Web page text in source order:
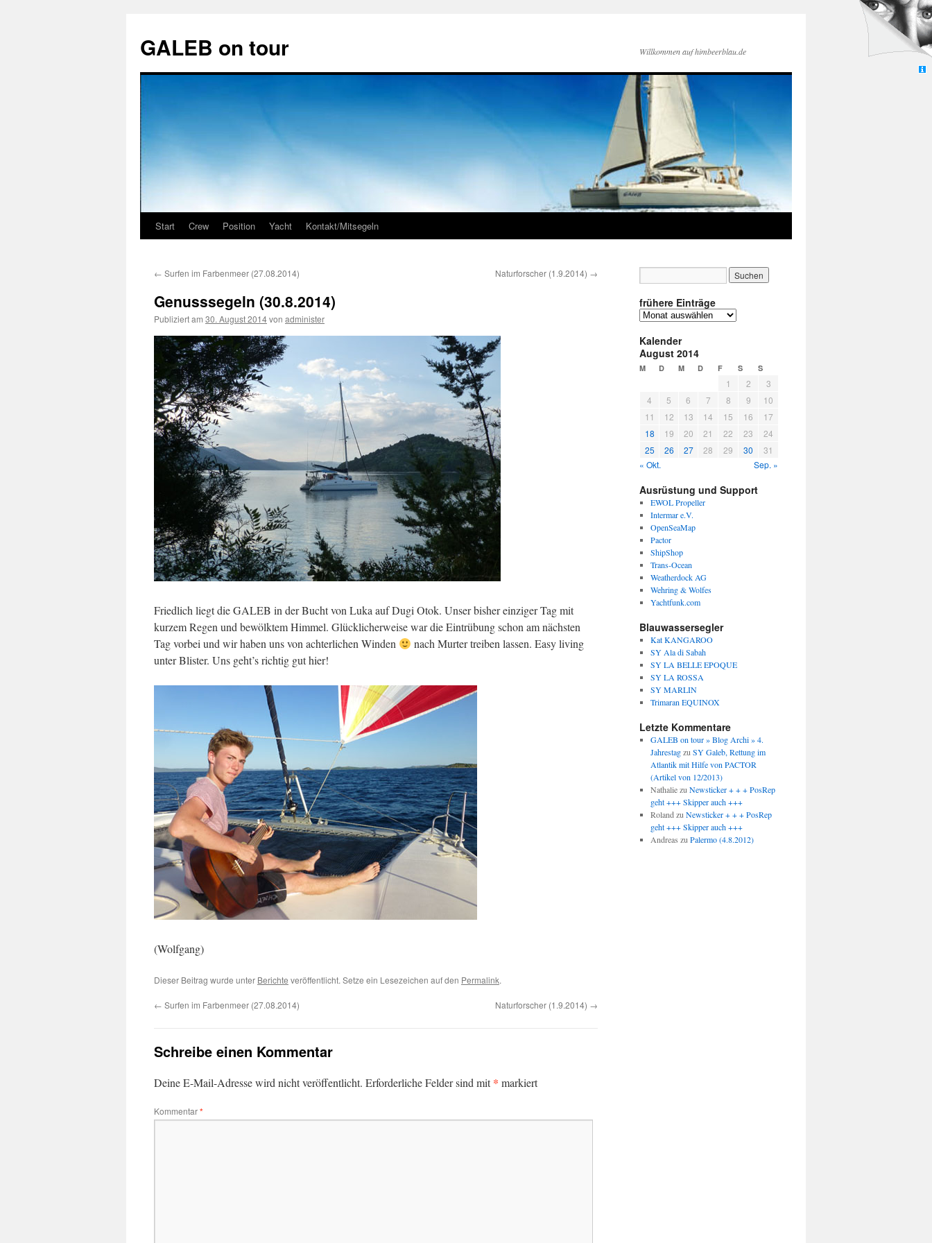
GALEB on tour Willkommen auf himbeerblau.de
Zum
springen
Start Crew Position Yacht Kontakt/Mitsegeln
← Surfen im Farbenmeer (27.08.2014) Naturforscher (1.9.2014) →
Genusssegeln (30.8.2014)
Publiziert am 30. August 2014von administer
Friedlich liegt die GALEB in der Bucht von Luka auf Dugi Otok. Unser bisher einziger Tag mit
kurzem Regen und bewölktem Himmel. Glücklicherweise war die Eintrübung schon am nächsten
Tag vorbei und wir haben uns von achterlichen Winden
nach Murter treiben lassen. Easy living
unter Blister. Uns geht’s richtig gut hier!
(Wolfgang)
Dieser Beitrag wurde unter Berichte veröffentlicht. Setze ein Lesezeichen auf den Permalink.
← Surfen im Farbenmeer (27.08.2014) Naturforscher (1.9.2014) →
Schreibe einen Kommentar
Deine E-Mail-Adresse wird nicht veröffentlicht. Erforderliche Felder sind mit* markiert
Kommentar*
frühere Einträge
frühere
Kalender
August 2014
M D M D F S S
1 2
3
4
5 6 7 8 9
10
11
12 13 14 15 16
17
18
19 20 21 22 23
24
25
26 27 28 29 30
31
« Okt.
Sep. »
Ausrüstung und Support
EWOL Propeller
Intermar e.V.
OpenSeaMap
Pactor
ShipShop
Trans-Ocean
Weatherdock AG
Wehring & Wolfes
Yachtfunk.com
Blauwassersegler
Kat KANGAROO
SY Ala di Sabah
SY LA BELLE EPOQUE
SY LA ROSSA
SY MARLIN
Trimaran EQUINOX
Letzte Kommentare
GALEB on tour » Blog Archi » 4.
Jahrestagzu SY Galeb, Rettung im
Atlantik mit Hilfe von PACTOR
(Artikel von 12/2013)
Nathaliezu Newsticker + + + PosRep
geht +++ Skipper auch +++
Roland zu Newsticker + + + PosRep
geht +++ Skipper auch +++
Andreas zu Palermo (4.8.2012)